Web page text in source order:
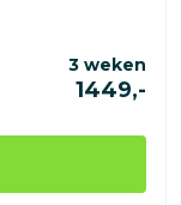
3 weken
1449,-